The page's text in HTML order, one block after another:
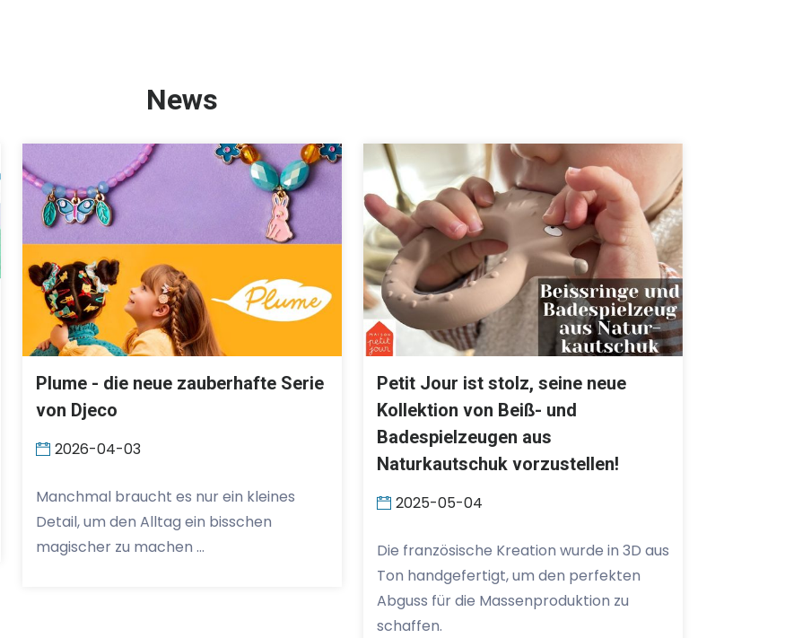
News
Plume - die neue zauberhafte Serie
von Djeco
2026-04-03
Manchmal braucht es nur ein kleines
Detail, um den Alltag ein bisschen
magischer zu machen …
Petit Jour ist stolz, seine neue
Kollektion von Beiß- und
Badespielzeugen aus
Naturkautschuk vorzustellen!
2025-05-04
Die französische Kreation wurde in 3D aus
Ton handgefertigt, um den perfekten
Abguss für die Massenproduktion zu
schaffen.